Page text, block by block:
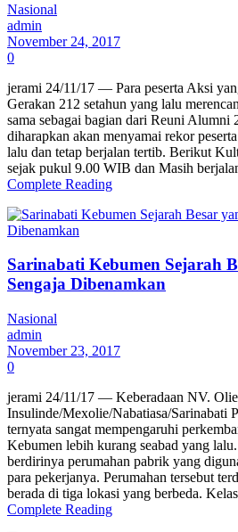
Nasional
admin
November 24, 2017
0
jerami 24/11/17 — Para peserta Aksi
Gerakan 212 setahun yang lalu
sama sebagai bagian dari Reuni Alumni
diharapkan akan menyamai rekor
lalu dan tetap berjalan tertib. Berikut
sejak pukul 9.00 WIB dan Masih
Complete Reading
Sarinabati Kebumen Sejarah
Sengaja Dibenamkan
Nasional
admin
November 23, 2017
0
jerami 24/11/17 — Keberadaan NV.
Insulinde/Mexolie/Nabatiasa/Sarinabati
ternyata sangat mempengaruhi
Kebumen lebih kurang seabad yang
berdirinya perumahan pabrik yang
para pekerjanya. Perumahan tersebut
berada di tiga lokasi yang berbeda.
Complete Reading